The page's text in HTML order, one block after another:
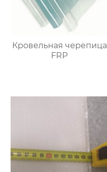
Кровельная черепица
FRP